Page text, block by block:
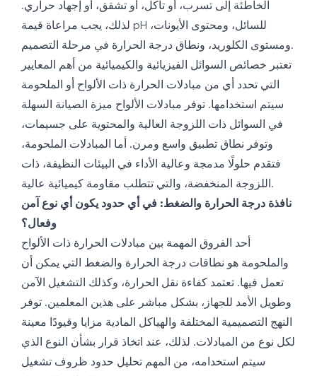
الخاطئة إلى تسرب، أو تآكل، أو تشقق، أو إجهاد حراري.
لذلك، يجب مراعاة قيمة pH للسائل، ومحتوى الأيونات،
ومستوى الكلوريد، ونطاق درجة الحرارة في مرحلة التصميم.
تعتبر خصائص السوائل الفيزيائية والكيميائية من أهم المعايير
التي تحدد أي من مبادلات الحرارة ذات الألواح أو الملحومة
سيتم استخدامها. توفر مبادلات الألواح ميزة الصيانة السهلة
في السوائل ذات اللزوجة العالية والمحتوية على جسيمات،
وتوفر نطاق تطبيق واسع ومرن. أما المبادلات الملحومة،
فتقدم حلولًا مدمجة وعالية الأداء في البيئات النظيفة، ذات
اللزوجة المنخفضة، والتي تتطلب مقاومة كيميائية عالية.
نافذة درجة الحرارة والضغط: في أي حدود يكون أي نوع آمن
وفعال؟
أحد الفروق المهمة بين مبادلات الحرارة ذات الألواح
والملحومة هو نطاقات درجة الحرارة والضغط التي يمكن أن
تعمل فيها. تعتمد كفاءة نقل الحرارة، وكذلك التشغيل الآمن
وطويل الأمد للجهاز، بشكل مباشر على هذين المعلمين. توفر
النهج التصميمية المختلفة والهياكل المادية مزايا وقيودًا معينة
لكل نوع من المبادلات. لذلك، عند اتخاذ قرار بشأن النوع الذي
سيتم استخدامه، من المهم تحليل حدود ظروف تشغيل